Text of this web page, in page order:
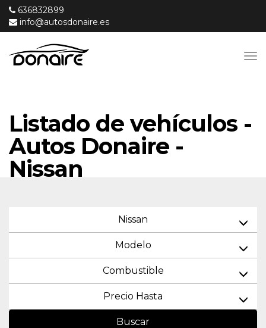
636832899
info@autosdonaire.es
Listado de vehículos -
Autos Donaire -
Nissan
Nissan
Modelo
Combustible
Precio Hasta
Buscar